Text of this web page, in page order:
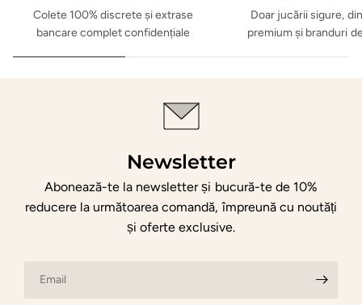
Colete 100% discrete și extrase
bancare complet confidențiale
Doar jucării sigure,
premium și branduri
Newsletter
Abonează-te la newsletter și bucură-te de 10%
reducere la următoarea comandă, împreună cu noutăți
și oferte exclusive.